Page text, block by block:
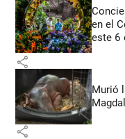
en el
este 6
share
Murió
share